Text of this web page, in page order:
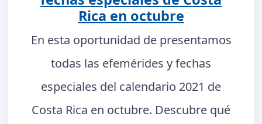
Rica en octubre
En esta oportunidad de presentamos
todas las efemérides y fechas
especiales del calendario 2021 de
Costa Rica en octubre. Descubre qué